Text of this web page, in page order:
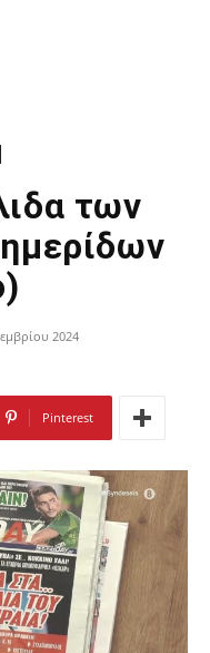
των
2024
Pinterest